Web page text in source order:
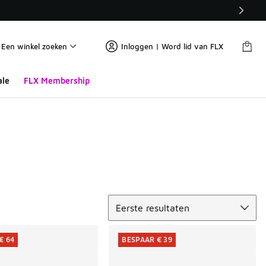
Een winkel zoeken Inloggen | Word lid van FLX
FLX Membership
Eerste resultaten
64 BESPAAR € 39